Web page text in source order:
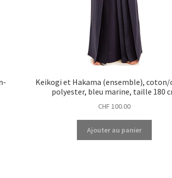
Keikogi et Hakama (ensemble),
polyester, bleu marine, taille 180
CHF 100.00
Ajouter au panier